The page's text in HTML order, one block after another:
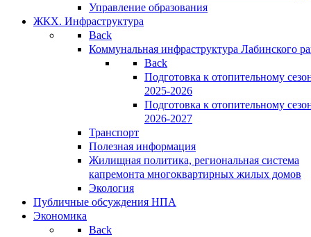
Управление образования
ЖКХ. Инфраструктура
Back
Коммунальная инфраструктура Лабинского
Back
Подготовка к отопительному
2025-2026
Подготовка к отопительному
2026-2027
Транспорт
Полезная информация
Жилищная политика, региональная система
капремонта многоквартирных жилых домов
Экология
Публичные обсуждения НПА
Экономика
Back